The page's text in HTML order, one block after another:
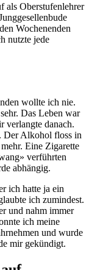
als Oberstufenlehrer
Wochenenden
nutzte jede
wollte ich nie.
Das Leben war
verlangte danach.
Der Alkohol floss in
Eine Zigarette
verführten
abhängig.
ich hatte ja ein
ich zumindest.
und nahm immer
ich meine
und wurde
mir gekündigt.